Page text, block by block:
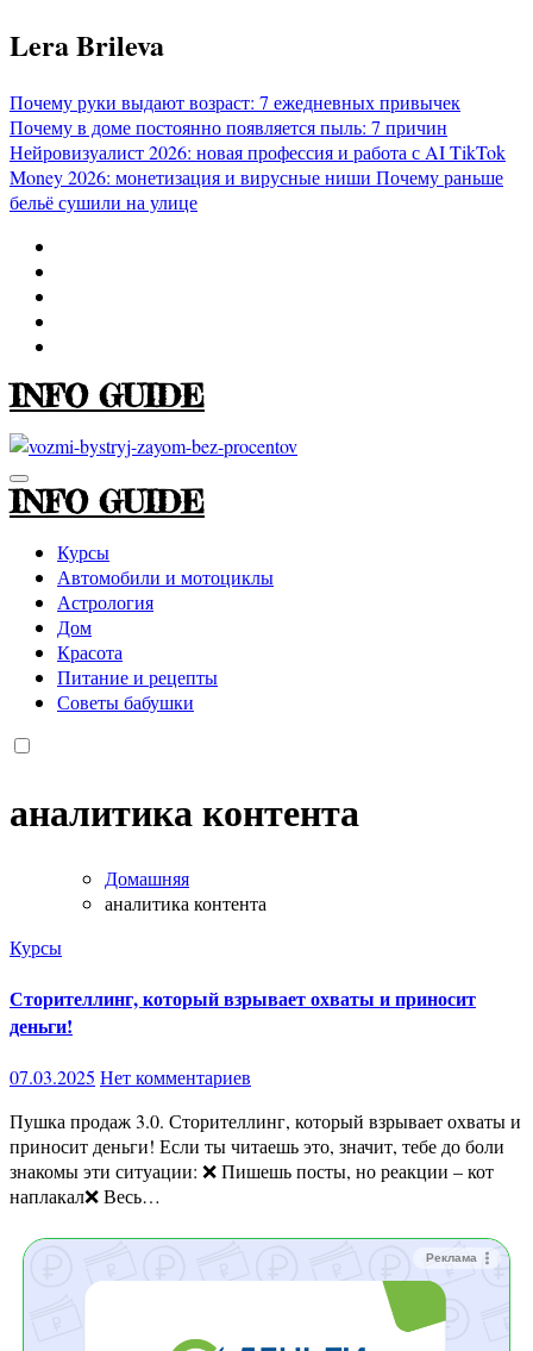
Перейти
к
Lera Brileva
Почему руки выдают возраст: 7 ежедневных привычек
Почему в доме постоянно появляется пыль: 7 причин
Нейровизуалист 2026: новая профессия и работа с AITikTok
Money 2026: монетизация и вирусные ниши Почему раньше
бельё сушили на улице
INFO GUIDE
INFO GUIDE
Курсы
Автомобили и мотоциклы
Астрология
Дом
Красота
Питание и рецепты
Советы бабушки
аналитика контента
Домашняя
аналитика контента
Курсы
Сторителлинг, который взрывает охваты и приносит
деньги!
07.03.2025 Нет комментариев
Пушка продаж 3.0. Сторителлинг, который взрывает охваты и
приносит деньги! Если ты читаешь это, значит, тебе до боли
знакомы эти ситуации: ❌ Пишешь посты, но реакции – кот
наплакал❌ Весь…
Реклама